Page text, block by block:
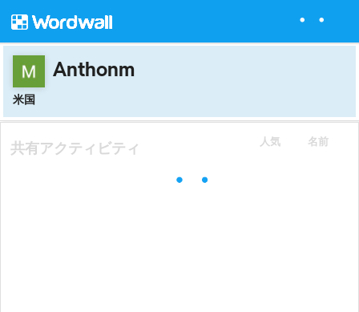
Anthonm
米国
人気 名前
共有アクティビティ